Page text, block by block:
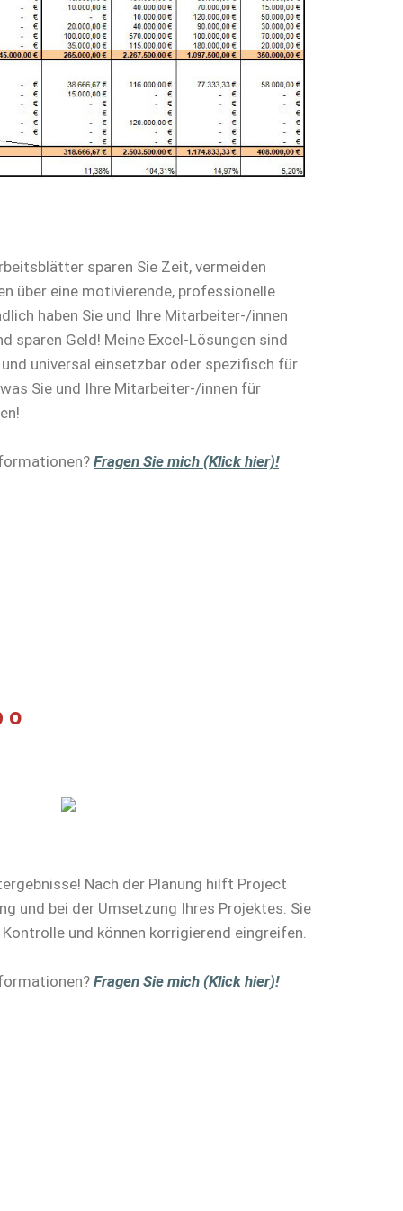
sparen Sie Zeit, vermeiden
über eine motivierende, professionelle
haben Sie und Ihre Mitarbeiter-/innen
sparen Geld! Meine Excel-Lösungen sind
universal einsetzbar oder spezifisch für
Sie und Ihre Mitarbeiter-/innen für
Fragen Sie mich (Klick hier)!
Nach der Planung hilft Project
und bei der Umsetzung Ihres Projektes. Sie
und können korrigierend eingreifen.
Fragen Sie mich (Klick hier)!